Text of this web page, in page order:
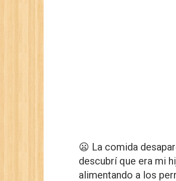
😦 La comida
descubrí que era mi
alimentando a los